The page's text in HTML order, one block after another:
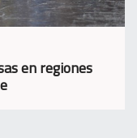
en regiones